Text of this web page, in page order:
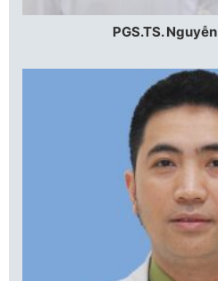
PGS.TS.